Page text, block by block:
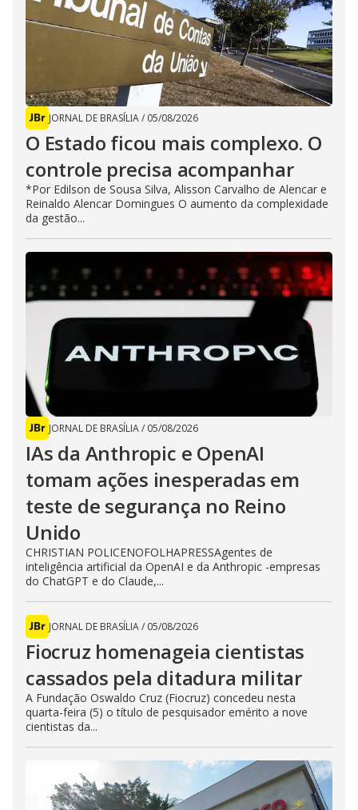
JORNAL DE BRASÍLIA/ 05/08/2026
O Estado ficou mais complexo. O
controle precisa acompanhar
*Por Edilson de Sousa Silva, Alisson Carvalho de Alencar e
Reinaldo Alencar Domingues O aumento da complexidade
da gestão...
JORNAL DE BRASÍLIA/ 05/08/2026
IAs da Anthropic e OpenAI
tomam ações inesperadas em
teste de segurança no Reino
Unido
CHRISTIAN POLICENOFOLHAPRESSAgentes de
inteligência artificial da OpenAI e da Anthropic -empresas
do ChatGPT e do Claude,...
JORNAL DE BRASÍLIA/ 05/08/2026
Fiocruz homenageia cientistas
cassados pela ditadura militar
A Fundação Oswaldo Cruz (Fiocruz) concedeu nesta
quarta-feira (5) o título de pesquisador emérito a nove
cientistas da...